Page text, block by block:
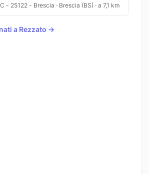
- 25122 - Brescia · Brescia (BS) · a 7,1 km
a Rezzato →